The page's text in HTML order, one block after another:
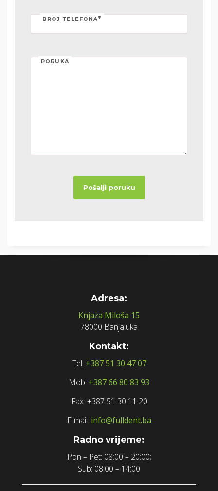
BROJ TELEFONA*
PORUKA
Adresa:
Knjaza Miloša 15
78000 Banjaluka
Kontakt:
Tel: +387 51 30 47 07
Mob: +387 66 80 83 93
Fax: +387 51 30 11 20
E-mail: info@fulldent.ba
Radno vrijeme:
Pon – Pet: 08:00 – 20:00;
Sub: 08:00 – 14:00